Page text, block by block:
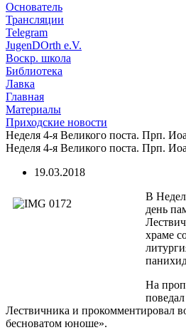
Основатель
Трансляции
Telegram
JugenDOrth e.V.
Воскр. школа
Библиотека
Лавка
Главная
Материалы
Приходские новости
Неделя 4-я Великого поста. Прп.
Неделя 4-я Великого поста. Прп.
19.03.2018
В
день
храме
На
Лествичника и прокомментировал
бесноватом юноше».